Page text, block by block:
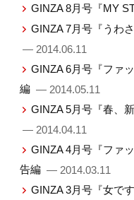
GINZA 8月号『MY
GINZA 7月号『うわ
— 2014.06.11
GINZA 6月号『ファ
編 — 2014.05.11
GINZA 5月号『春、
— 2014.04.11
GINZA 4月号『ファ
告編 — 2014.03.11
GINZA 3月号『女で